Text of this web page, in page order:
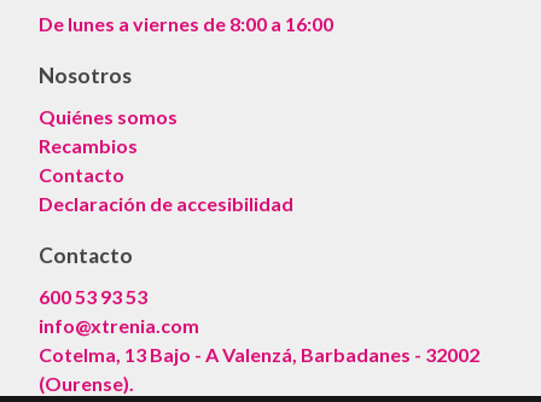
De lunes a viernes de 8:00 a 16:00
Nosotros
Quiénes somos
Recambios
Contacto
Declaración de accesibilidad
Contacto
600 53 93 53
info@xtrenia.com
Cotelma, 13 Bajo - A Valenzá, Barbadanes - 32002
(Ourense).